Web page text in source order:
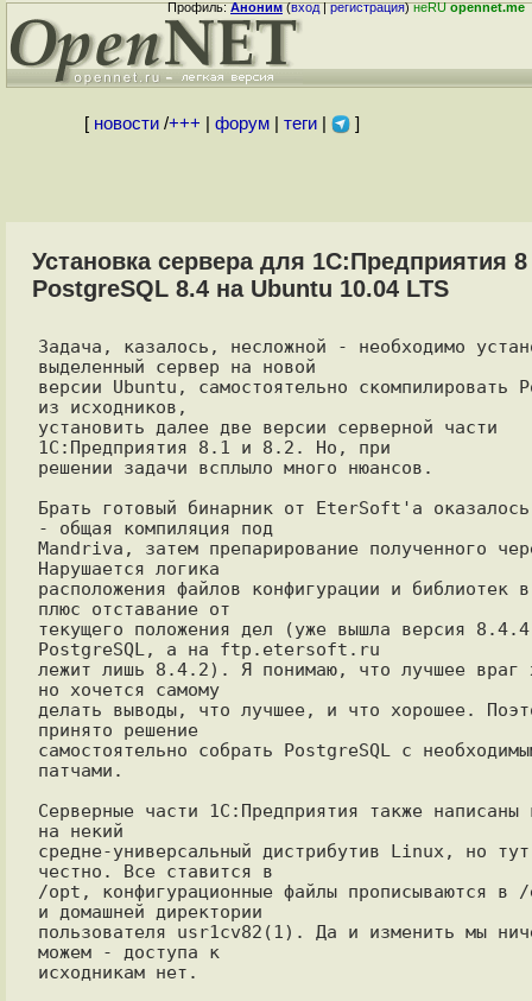
Профиль:Аноним(вход|регистрация)неRUopennet.me
[ новости/+++ форум| теги| ]
Установка сервера для 1С:Предприятия
PostgreSQL 8.4 на Ubuntu 10.04 LTS
Задача, казалось, несложной - необходимо
выделенный сервер на новой
версии Ubuntu, самостоятельно скомпилировать
из исходников,
установить далее две версии серверной части
1С:Предприятия 8.1 и 8.2. Но, при
решении задачи всплыло много нюансов.
Брать готовый бинарник от EterSoft'а оказалось
- общая компиляция под
Mandriva, затем препарирование полученного
Нарушается логика
расположения файлов конфигурации и библиотек
плюс отставание от
текущего положения дел (уже вышла версия 8.4.4
PostgreSQL, а на ftp.etersoft.ru
лежит лишь 8.4.2). Я понимаю, что лучшее враг
но хочется самому
делать выводы, что лучшее, и что хорошее.
принято решение
самостоятельно собрать PostgreSQL с
патчами.
Серверные части 1С:Предприятия также написаны
на некий
средне-универсальный дистрибутив Linux, но
честно. Все ставится в
/opt, конфигурационные файлы прописываются
и домашней директории
пользователя usr1cv82(1). Да и изменить мы
можем - доступа к
исходникам нет.